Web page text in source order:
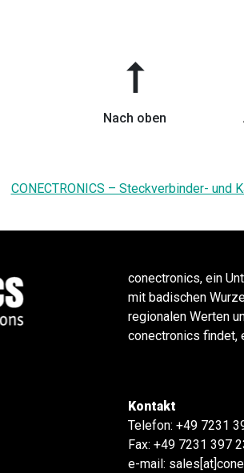
➞
Nach oben
CONECTRONICS – Steckverbinder- und
conectronics, ein
mit badischen
regionalen Werten
conectronics findet,
Kontakt
Telefon: +49 7231
Fax: +49 7231 397
e-mail: